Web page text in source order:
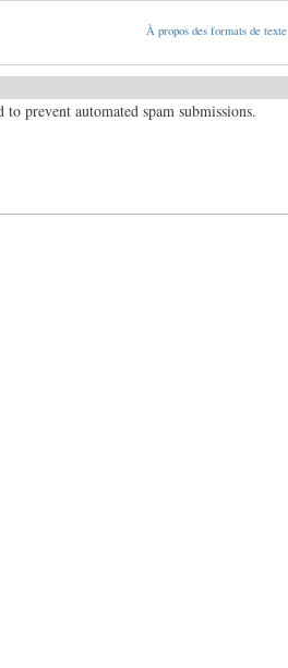
À propos des formats de texte
prevent automated spam submissions.